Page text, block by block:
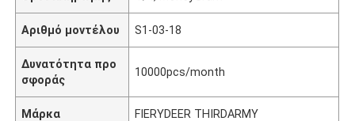
Αριθμό μοντέλου S1-03-18
Δυνατότητα προ
σφοράς
10000pcs/month
Μάρκα FIERYDEER THIRDARMY